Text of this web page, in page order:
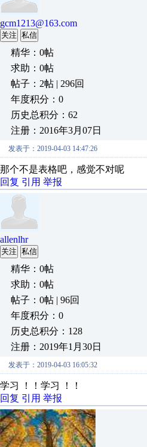
gcm1213@163.com
关注 私信
精华：0帖
求助：0帖
帖子：2帖 | 296回
年度积分：0
历史总积分：62
注册：2016年3月07日
发表于：2019-04-03 14:47:26
那个不是表格吧，感觉不对呢
回复 引用 举报
allenlhr
关注 私信
精华：0帖
求助：0帖
帖子：0帖 | 96回
年度积分：0
历史总积分：128
注册：2019年1月30日
发表于：2019-04-03 16:05:32
学习 ！！学习 ！！
回复 引用 举报